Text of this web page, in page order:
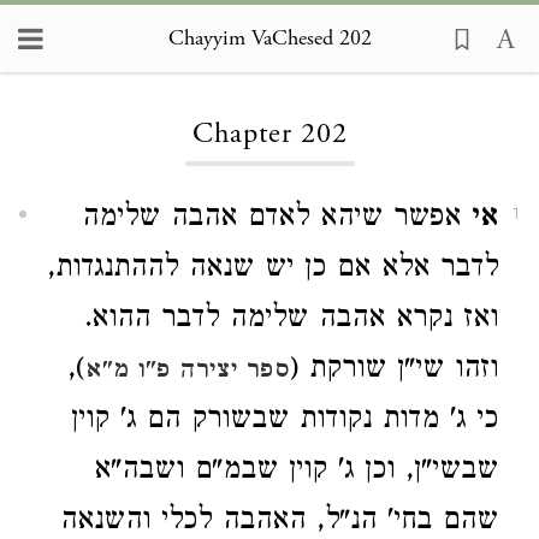
Chayyim VaChesed 202
Chapter 202
1 אי אפשר שיהא לאדם אהבה שלימה
לדבר אלא אם כן יש שנאה לההתנגדות,
ואז נקרא אהבה שלימה לדבר ההוא.
וזהו שי"ן שורקת (ספר יצירה פ"ו מ"א),
כי ג' מדות נקודות שבשורק הם ג' קוין
שבשי"ן, וכן ג' קוין שבמ"ם ושבה"א
שהם בחי' הנ"ל, האהבה לכלי והשנאה